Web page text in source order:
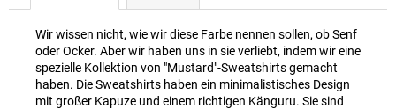
Wir wissen nicht, wie wir diese Farbe nennen sollen, ob Senf
oder Ocker. Aber wir haben uns in sie verliebt, indem wir eine
spezielle Kollektion von "Mustard"-Sweatshirts gemacht
haben. Die Sweatshirts haben ein minimalistisches Design
mit großer Kapuze und einem richtigen Känguru. Sie sind